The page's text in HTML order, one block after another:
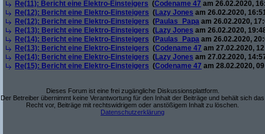
Re(11): Bericht eine Elektro-Einsteigers (Codename 47 am 26.02.2020,
Re(12): Bericht eine Elektro-Einsteigers (Lazy Jones am 26.02.2020,
Re(12): Bericht eine Elektro-Einsteigers (Paulas_Papa am 26.02.2020,
Re(13): Bericht eine Elektro-Einsteigers (Lazy Jones am 26.02.2020,
Re(14): Bericht eine Elektro-Einsteigers (Paulas_Papa am 26.02.2020,
Re(13): Bericht eine Elektro-Einsteigers (Codename 47 am 27.02.2020,
Re(14): Bericht eine Elektro-Einsteigers (Lazy Jones am 27.02.2020,
Re(15): Bericht eine Elektro-Einsteigers (Codename 47 am 28.02.2020,
Dieses Forum ist eine frei zugängliche Diskussionsplattform.
Der Betreiber übernimmt keine Verantwortung für den Inhalt der Beiträge und behält sich das
Recht vor, Beiträge mit rechtswidrigem oder anstößigem Inhalt zu löschen.
Datenschutzerklärung